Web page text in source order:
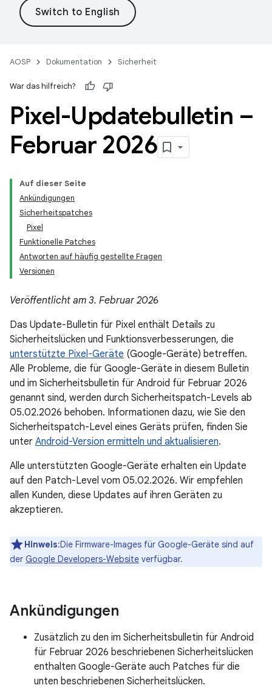
AOSP Dokumentation Sicherheit
War das hilfreich?
Pixel-Updatebulletin –
Februar 2026
Auf dieser Seite
Ankündigungen
Sicherheitspatches
Pixel
Funktionelle Patches
Antworten auf häufig gestellte Fragen
Versionen
Veröffentlicht am 3. Februar 2026
Das Update-Bulletin für Pixel enthält Details zu
Sicherheitslücken und Funktionsverbesserungen, die
unterstützte Pixel-Geräte (Google-Geräte) betreffen.
Alle Probleme, die für Google-Geräte in diesem Bulletin
und im Sicherheitsbulletin für Android für Februar 2026
genannt sind, werden durch Sicherheitspatch-Levels ab
05.02.2026 behoben. Informationen dazu, wie Sie den
Sicherheitspatch-Level eines Geräts prüfen, finden Sie
unter Android-Version ermitteln und aktualisieren.
Alle unterstützten Google-Geräte erhalten ein Update
auf den Patch-Level vom 05.02.2026. Wir empfehlen
allen Kunden, diese Updates auf ihren Geräten zu
akzeptieren.
Hinweis:Die Firmware-Images für Google-Geräte sind auf
der Google Developers-Website verfügbar.
Ankündigungen
Zusätzlich zu den im Sicherheitsbulletin für Android
für Februar 2026 beschriebenen Sicherheitslücken
enthalten Google-Geräte auch Patches für die
unten beschriebenen Sicherheitslücken.